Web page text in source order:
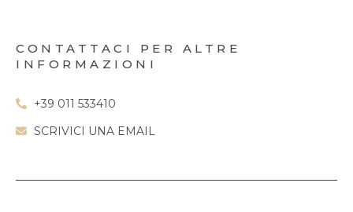
CONTATTACI PER ALTRE
INFORMAZIONI
+39 011 533410
SCRIVICI UNA EMAIL